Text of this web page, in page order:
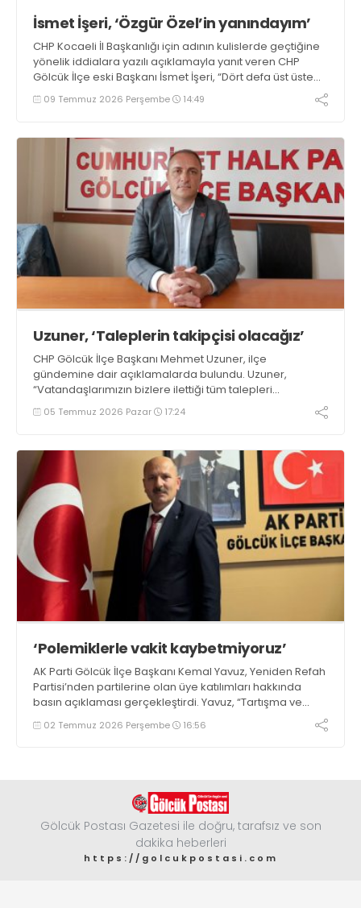
İsmet İşeri, ‘Özgür Özel’in yanındayım’
CHP Kocaeli İl Başkanlığı için adının kulislerde geçtiğine
yönelik iddialara yazılı açıklamayla yanıt veren CHP
Gölcük İlçe eski Başkanı İsmet İşeri, “Dört defa üst üste
seçilmiş genel başkanımız Özgür Özel’in yanındayım”
dedi
09 Temmuz 2026 Perşembe 14:49
Uzuner, ‘Taleplerin takipçisi olacağız’
CHP Gölcük İlçe Başkanı Mehmet Uzuner, ilçe
gündemine dair açıklamalarda bulundu. Uzuner,
“Vatandaşlarımızın bizlere ilettiği tüm talepleri
Cumhuriyet Halk Partisi grubu olarak meclise taşıdık. Bu
konuların takipçisi olmaya devam edeceğiz” dedi
05 Temmuz 2026 Pazar 17:24
‘Polemiklerle vakit kaybetmiyoruz’
AK Parti Gölcük İlçe Başkanı Kemal Yavuz, Yeniden Refah
Partisi’nden partilerine olan üye katılımları hakkında
basın açıklaması gerçekleştirdi. Yavuz, “Tartışma ve
polemiklerle vakit kaybetmek yerine Gölcük’ümüz için
çalışmaya, hemşehrilerimizin taleplerini dinlemeye ve
02 Temmuz 2026 Perşembe 16:56
Gölcük Postası Gazetesi ile doğru, tarafsız ve son
dakika heberleri
https://golcukpostasi.com